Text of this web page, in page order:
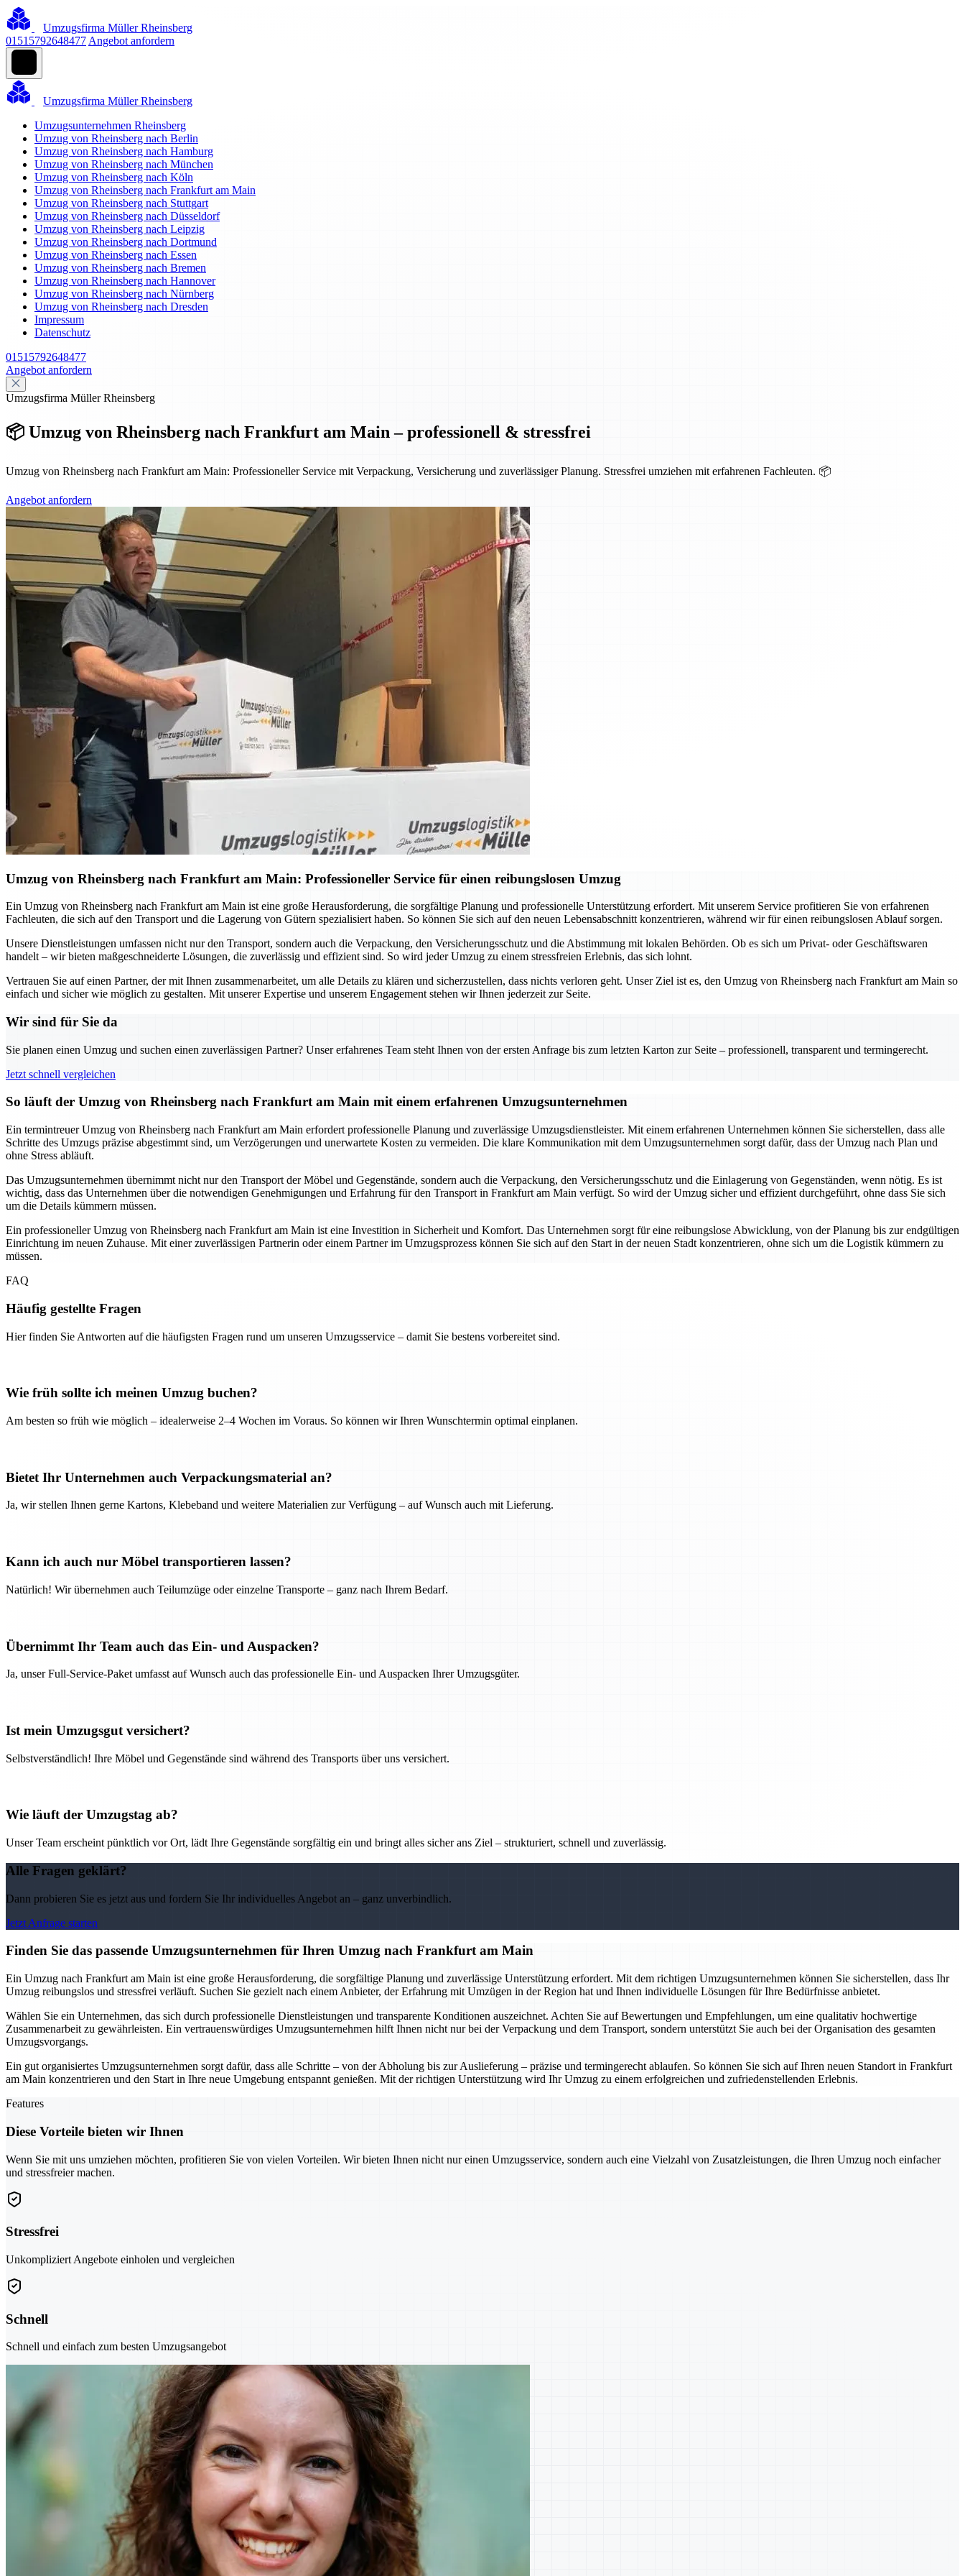
Umzugsfirma Müller Rheinsberg
01515792648477 Angebot anfordern
Umzugsfirma Müller Rheinsberg
Umzugsunternehmen Rheinsberg
Umzug von Rheinsberg nach Berlin
Umzug von Rheinsberg nach Hamburg
Umzug von Rheinsberg nach München
Umzug von Rheinsberg nach Köln
Umzug von Rheinsberg nach Frankfurt am Main
Umzug von Rheinsberg nach Stuttgart
Umzug von Rheinsberg nach Düsseldorf
Umzug von Rheinsberg nach Leipzig
Umzug von Rheinsberg nach Dortmund
Umzug von Rheinsberg nach Essen
Umzug von Rheinsberg nach Bremen
Umzug von Rheinsberg nach Hannover
Umzug von Rheinsberg nach Nürnberg
Umzug von Rheinsberg nach Dresden
Impressum
Datenschutz
01515792648477
Angebot anfordern
Umzugsfirma Müller Rheinsberg
📦 Umzug von Rheinsberg nach Frankfurt am Main – professionell & stressfrei
Umzug von Rheinsberg nach Frankfurt am Main: Professioneller Service mit Verpackung, Versicherung und zuverlässiger Planung. Stressfrei umziehen mit erfahrenen Fachleuten. 📦
Angebot anfordern
Umzug von Rheinsberg nach Frankfurt am Main: Professioneller Service für einen reibungslosen Umzug
Ein Umzug von Rheinsberg nach Frankfurt am Main ist eine große Herausforderung, die sorgfältige Planung und professionelle Unterstützung erfordert. Mit unserem Service profitieren Sie von erfahrenen
Fachleuten, die sich auf den Transport und die Lagerung von Gütern spezialisiert haben. So können Sie sich auf den neuen Lebensabschnitt konzentrieren, während wir für einen reibungslosen Ablauf sorgen.
Unsere Dienstleistungen umfassen nicht nur den Transport, sondern auch die Verpackung, den Versicherungsschutz und die Abstimmung mit lokalen Behörden. Ob es sich um Privat- oder Geschäftswaren
handelt – wir bieten maßgeschneiderte Lösungen, die zuverlässig und effizient sind. So wird jeder Umzug zu einem stressfreien Erlebnis, das sich lohnt.
Vertrauen Sie auf einen Partner, der mit Ihnen zusammenarbeitet, um alle Details zu klären und sicherzustellen, dass nichts verloren geht. Unser Ziel ist es, den Umzug von Rheinsberg nach Frankfurt am Main so
einfach und sicher wie möglich zu gestalten. Mit unserer Expertise und unserem Engagement stehen wir Ihnen jederzeit zur Seite.
Wir sind für Sie da
Sie planen einen Umzug und suchen einen zuverlässigen Partner? Unser erfahrenes Team steht Ihnen von der ersten Anfrage bis zum letzten Karton zur Seite – professionell, transparent und termingerecht.
Jetzt schnell vergleichen
So läuft der Umzug von Rheinsberg nach Frankfurt am Main mit einem erfahrenen Umzugsunternehmen
Ein termintreuer Umzug von Rheinsberg nach Frankfurt am Main erfordert professionelle Planung und zuverlässige Umzugsdienstleister. Mit einem erfahrenen Unternehmen können Sie sicherstellen, dass alle
Schritte des Umzugs präzise abgestimmt sind, um Verzögerungen und unerwartete Kosten zu vermeiden. Die klare Kommunikation mit dem Umzugsunternehmen sorgt dafür, dass der Umzug nach Plan und
ohne Stress abläuft.
Das Umzugsunternehmen übernimmt nicht nur den Transport der Möbel und Gegenstände, sondern auch die Verpackung, den Versicherungsschutz und die Einlagerung von Gegenständen, wenn nötig. Es ist
wichtig, dass das Unternehmen über die notwendigen Genehmigungen und Erfahrung für den Transport in Frankfurt am Main verfügt. So wird der Umzug sicher und effizient durchgeführt, ohne dass Sie sich
um die Details kümmern müssen.
Ein professioneller Umzug von Rheinsberg nach Frankfurt am Main ist eine Investition in Sicherheit und Komfort. Das Unternehmen sorgt für eine reibungslose Abwicklung, von der Planung bis zur endgültigen
Einrichtung im neuen Zuhause. Mit einer zuverlässigen Partnerin oder einem Partner im Umzugsprozess können Sie sich auf den Start in der neuen Stadt konzentrieren, ohne sich um die Logistik kümmern zu
müssen.
FAQ
Häufig gestellte Fragen
Hier finden Sie Antworten auf die häufigsten Fragen rund um unseren Umzugsservice – damit Sie bestens vorbereitet sind.
Wie früh sollte ich meinen Umzug buchen?
Am besten so früh wie möglich – idealerweise 2–4 Wochen im Voraus. So können wir Ihren Wunschtermin optimal einplanen.
Bietet Ihr Unternehmen auch Verpackungsmaterial an?
Ja, wir stellen Ihnen gerne Kartons, Klebeband und weitere Materialien zur Verfügung – auf Wunsch auch mit Lieferung.
Kann ich auch nur Möbel transportieren lassen?
Natürlich! Wir übernehmen auch Teilumzüge oder einzelne Transporte – ganz nach Ihrem Bedarf.
Übernimmt Ihr Team auch das Ein- und Auspacken?
Ja, unser Full-Service-Paket umfasst auf Wunsch auch das professionelle Ein- und Auspacken Ihrer Umzugsgüter.
Ist mein Umzugsgut versichert?
Selbstverständlich! Ihre Möbel und Gegenstände sind während des Transports über uns versichert.
Wie läuft der Umzugstag ab?
Unser Team erscheint pünktlich vor Ort, lädt Ihre Gegenstände sorgfältig ein und bringt alles sicher ans Ziel – strukturiert, schnell und zuverlässig.
Alle Fragen geklärt?
Dann probieren Sie es jetzt aus und fordern Sie Ihr individuelles Angebot an – ganz unverbindlich.
Jetzt Anfrage starten
Finden Sie das passende Umzugsunternehmen für Ihren Umzug nach Frankfurt am Main
Ein Umzug nach Frankfurt am Main ist eine große Herausforderung, die sorgfältige Planung und zuverlässige Unterstützung erfordert. Mit dem richtigen Umzugsunternehmen können Sie sicherstellen, dass Ihr
Umzug reibungslos und stressfrei verläuft. Suchen Sie gezielt nach einem Anbieter, der Erfahrung mit Umzügen in der Region hat und Ihnen individuelle Lösungen für Ihre Bedürfnisse anbietet.
Wählen Sie ein Unternehmen, das sich durch professionelle Dienstleistungen und transparente Konditionen auszeichnet. Achten Sie auf Bewertungen und Empfehlungen, um eine qualitativ hochwertige
Zusammenarbeit zu gewährleisten. Ein vertrauenswürdiges Umzugsunternehmen hilft Ihnen nicht nur bei der Verpackung und dem Transport, sondern unterstützt Sie auch bei der Organisation des gesamten
Umzugsvorgangs.
Ein gut organisiertes Umzugsunternehmen sorgt dafür, dass alle Schritte – von der Abholung bis zur Auslieferung – präzise und termingerecht ablaufen. So können Sie sich auf Ihren neuen Standort in Frankfurt
am Main konzentrieren und den Start in Ihre neue Umgebung entspannt genießen. Mit der richtigen Unterstützung wird Ihr Umzug zu einem erfolgreichen und zufriedenstellenden Erlebnis.
Features
Diese Vorteile bieten wir Ihnen
Wenn Sie mit uns umziehen möchten, profitieren Sie von vielen Vorteilen. Wir bieten Ihnen nicht nur einen Umzugsservice, sondern auch eine Vielzahl von Zusatzleistungen, die Ihren Umzug noch einfacher
und stressfreier machen.
Stressfrei
Unkompliziert Angebote einholen und vergleichen
Schnell
Schnell und einfach zum besten Umzugsangebot